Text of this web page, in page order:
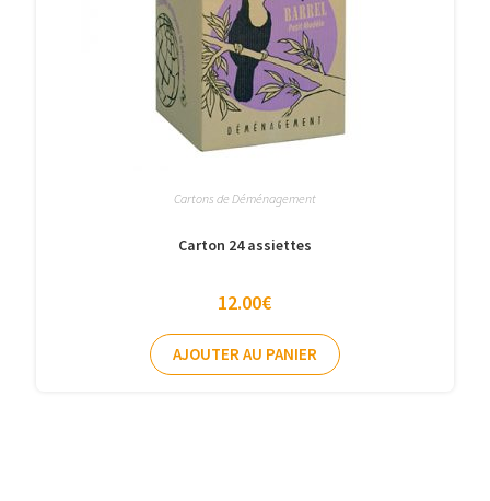
Cartons de Déménagement
Carton 24 assiettes
12.00€
AJOUTER AU PANIER